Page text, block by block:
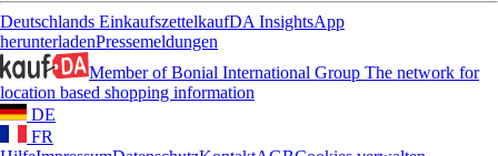
Deutschlands EinkaufszettelkaufDA InsightsApp
herunterladenPressemeldungen
Member of Bonial International Group The network for
location based shopping information
DE
FR